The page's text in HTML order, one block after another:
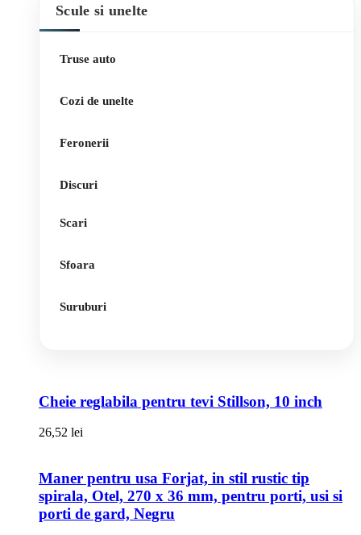
Scule si unelte
Truse auto
Cozi de unelte
Feronerii
Discuri
Scari
Sfoara
Suruburi
Cheie reglabila pentru tevi Stillson, 10 inch
26,52 lei
Maner pentru usa Forjat, in stil rustic tip
spirala, Otel, 270 x 36 mm, pentru porti, usi si
porti de gard, Negru